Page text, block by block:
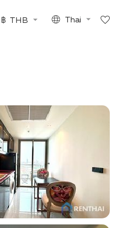
฿ THB Thai